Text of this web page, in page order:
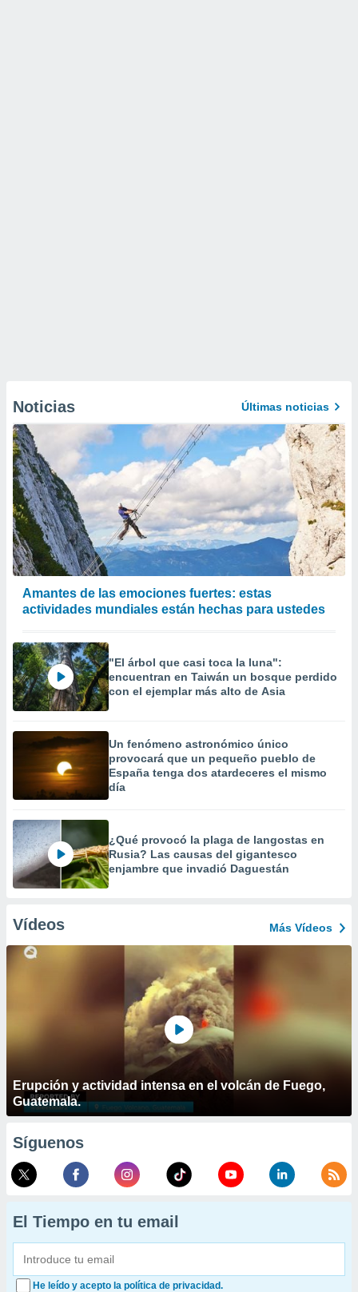
Noticias Últimas noticias
Amantes de las emociones fuertes: estas
actividades mundiales están hechas para ustedes
"El árbol que casi toca la luna":
encuentran en Taiwán un bosque perdido
con el ejemplar más alto de Asia
Un fenómeno astronómico único
provocará que un pequeño pueblo de
España tenga dos atardeceres el mismo
día
¿Qué provocó la plaga de langostas en
Rusia? Las causas del gigantesco
enjambre que invadió Daguestán
Vídeos Más Vídeos
Erupción y actividad intensa en el volcán de Fuego,
Guatemala.
Síguenos
El Tiempo en tu email
He leído y acepto la política de privacidad.